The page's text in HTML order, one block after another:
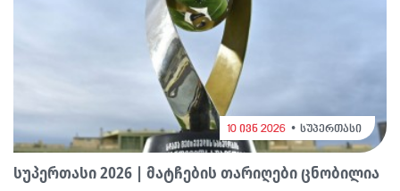
10 ივნ 2026 სუპერთასი
სუპერთასი 2026 | მატჩების თარიღები ცნობილია